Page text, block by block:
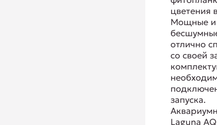
цветения
Мощные и
отлично
со своей
запуска.
Laguna